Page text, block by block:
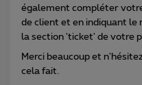
également compléter
de client et en indiquant le
la section 'ticket' de votre
Merci beaucoup et
cela fait.